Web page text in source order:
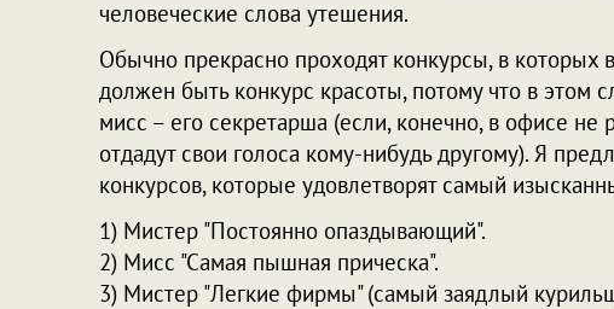
человеческие слова утешения.
Обычно прекрасно проходят конкурсы, в
должен быть конкурс красоты, потому что в этом
мисс – его секретарша (если, конечно, в офисе не
отдадут свои голоса кому-нибудь другому). Я
конкурсов, которые удовлетворят самый
1) Мистер "Постоянно опаздывающий".
2) Мисс "Самая пышная прическа".
3) Мистер "Легкие фирмы" (самый заядлый